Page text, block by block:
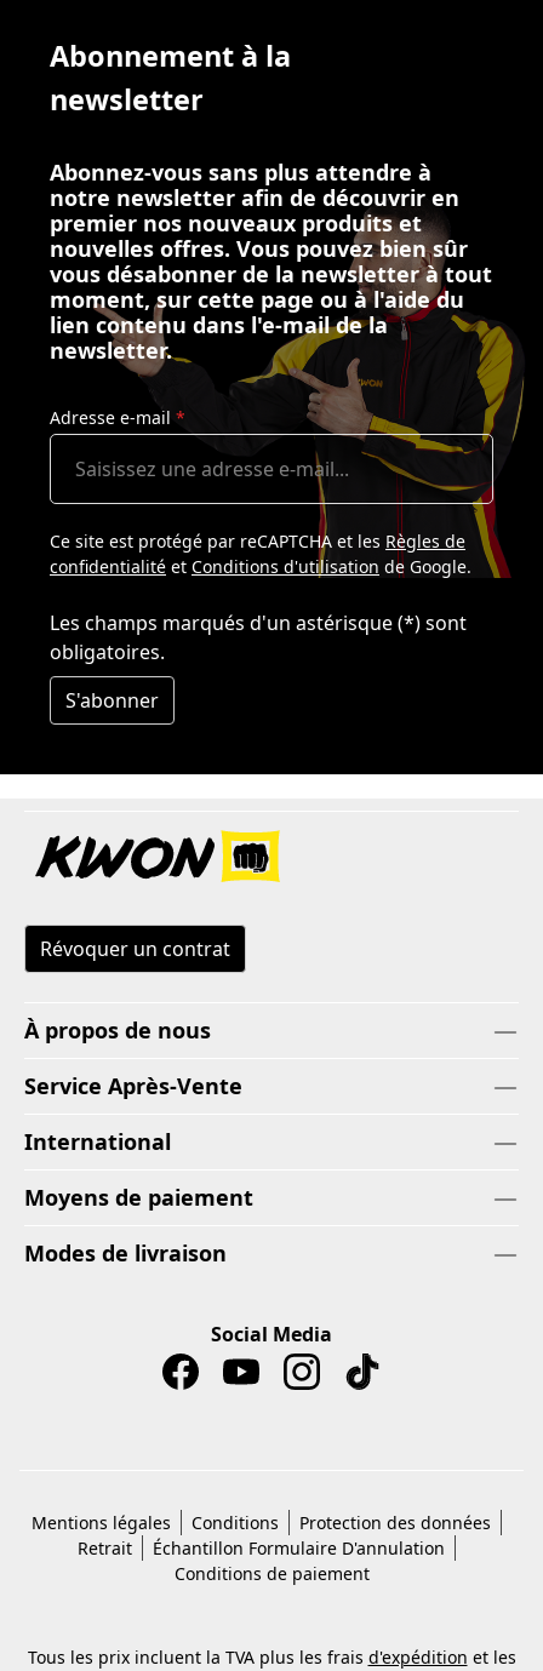
Abonnement à la
newsletter
Abonnez-vous sans plus attendre à
notre newsletter afin de découvrir en
premier nos nouveaux produits et
nouvelles offres. Vous pouvez bien sûr
vous désabonner de la newsletter à tout
moment, sur cette page ou à l'aide du
lien contenu dans l'e-mail de la
newsletter.
Adresse e-mail *
Ce site est protégé par reCAPTCHA et les Règles de
confidentialité et Conditions d'utilisation de Google.
Les champs marqués d'un astérisque (*) sont
obligatoires.
S'abonner
Révoquer un contrat
À propos de nous
Service Après-Vente
International
Moyens de paiement
Modes de livraison
Social Media
Mentions légales Conditions
Protection des données
Retrait
Échantillon Formulaire D'annulation
Conditions de paiement
Tous les prix incluent la TVA plus les frais d'expédition et les